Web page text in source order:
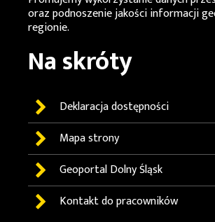
oraz podnoszenie jakości informacji
regionie.
Na skróty
Deklaracja dostępności
Mapa strony
GeoportalDolny Śląsk
Kontakt do pracowników